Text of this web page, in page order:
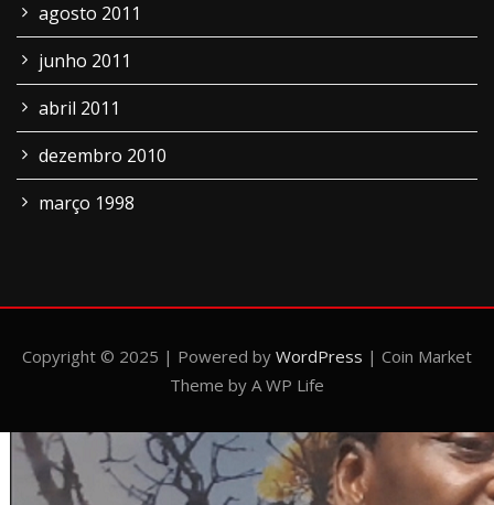
agosto 2011
junho 2011
abril 2011
dezembro 2010
março 1998
Copyright © 2025 | Powered by WordPress | Coin Market
Theme by A WP Life